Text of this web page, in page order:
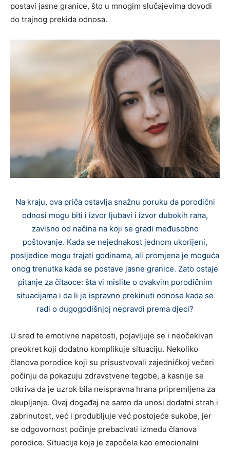
postavi jasne granice, što u mnogim slučajevima dovodi
do trajnog prekida odnosa.
Na kraju, ova priča ostavlja snažnu poruku da porodični
odnosi mogu biti i izvor ljubavi i izvor dubokih rana,
zavisno od načina na koji se gradi međusobno
poštovanje. Kada se nejednakost jednom ukorijeni,
posljedice mogu trajati godinama, ali promjena je moguća
onog trenutka kada se postave jasne granice. Zato ostaje
pitanje za čitaoce: šta vi mislite o ovakvim porodičnim
situacijama i da li je ispravno prekinuti odnose kada se
radi o dugogodišnjoj nepravdi prema djeci?
U sred te emotivne napetosti, pojavljuje se i neočekivan
preokret koji dodatno komplikuje situaciju. Nekoliko
članova porodice koji su prisustvovali zajedničkoj večeri
počinju da pokazuju zdravstvene tegobe, a kasnije se
otkriva da je uzrok bila neispravna hrana pripremljena za
okupljanje. Ovaj događaj ne samo da unosi dodatni strah i
zabrinutost, već i produbljuje već postojeće sukobe, jer
se odgovornost počinje prebacivati između članova
porodice. Situacija koja je započela kao emocionalni